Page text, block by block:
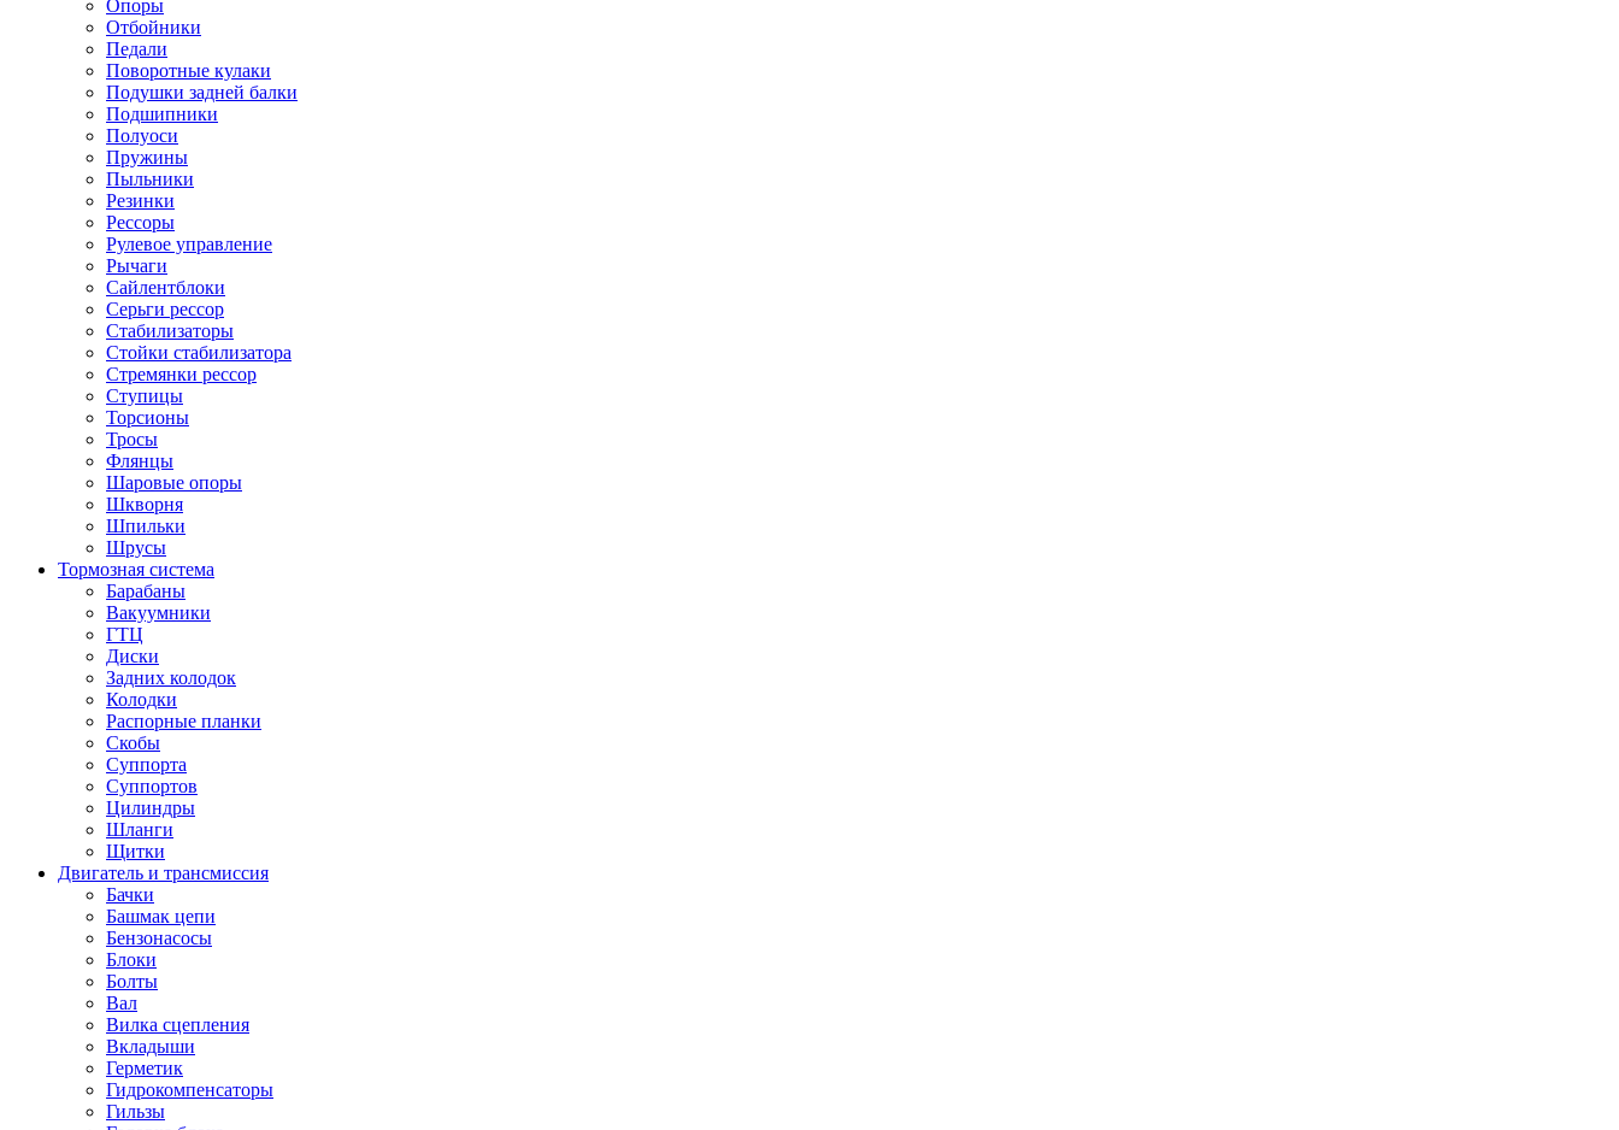
Опоры
Отбойники
Педали
Поворотные кулаки
Подушки задней балки
Подшипники
Полуоси
Пружины
Пыльники
Резинки
Рессоры
Рулевое управление
Рычаги
Сайлентблоки
Серьги рессор
Стабилизаторы
Стойки стабилизатора
Стремянки рессор
Ступицы
Торсионы
Тросы
Флянцы
Шаровые опоры
Шкворня
Шпильки
Шрусы
Тормозная система
Барабаны
Вакуумники
ГТЦ
Диски
Задних колодок
Колодки
Распорные планки
Скобы
Суппорта
Суппортов
Цилиндры
Шланги
Щитки
Двигатель и трансмиссия
Бачки
Башмак цепи
Бензонасосы
Блоки
Болты
Вал
Вилка сцепления
Вкладыши
Герметик
Гидрокомпенсаторы
Гильзы